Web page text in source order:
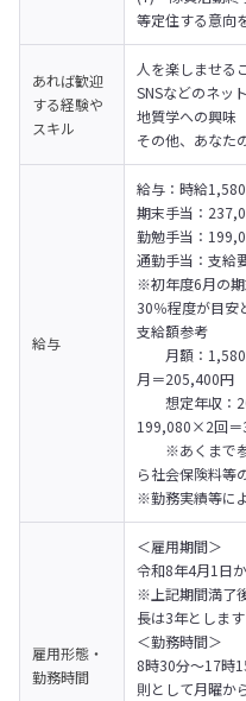
等定住する意向
あれば歓迎
する経験や
スキル
人を楽しませる
SNSなどのネッ
地質学への興味
その他、あなた
給与
給与：時給
期末手当：
勤勉手当：
通勤手当：支給
※初年度6月の
30％程度が目安
支給額参考
月額：1,580
月＝205,400円
想定年収：
199,080×2回＝
※あくまで参
ら社会保険料等
※勤務実績等に
雇用形態・
勤務時間
＜雇用期間＞
令和8年4月1日
※上記期間満了
長は3年とします
＜勤務時間＞
8時30分～17時
則として月曜か